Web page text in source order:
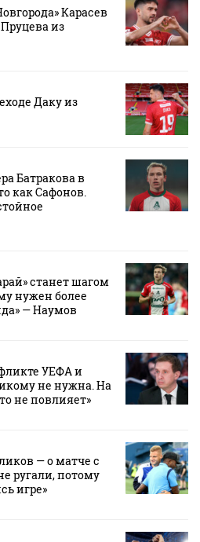
Карасев
из
Даку из
Батракова в
как Сафонов.
станет шагом
нужен более
— Наумов
УЕФА и
не нужна. На
не повлияет»
— о матче с
ругали, потому
игре»